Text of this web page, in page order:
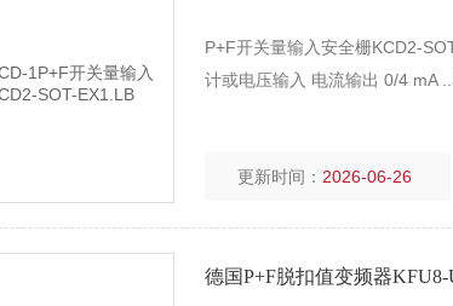
P+F开关量输入安全栅KCD2-
计或电压输入 电流输出 0/4 mA
更新时间： 2026-06-26
德国P+F脱扣值变频器KFU8-